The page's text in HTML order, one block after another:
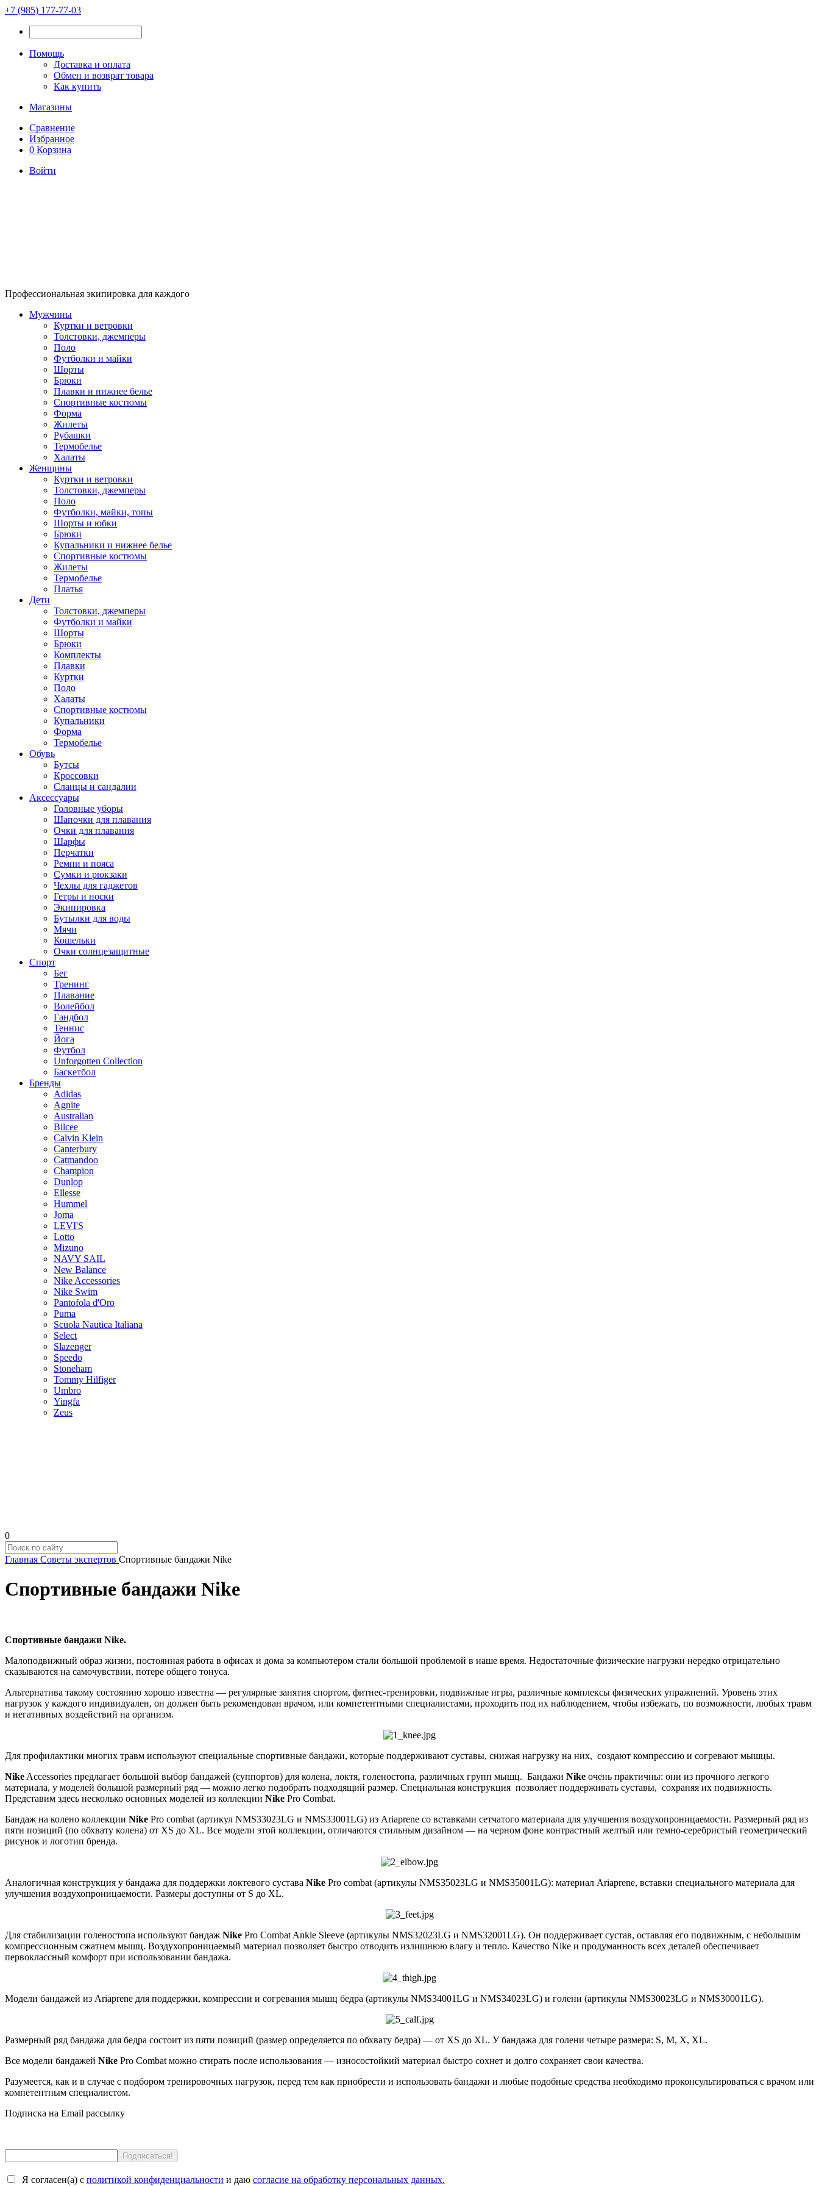
+7 (985) 177-77-03
Помощь
Доставка и оплата
Обмен и возврат товара
Как купить
Магазины
Сравнение
Избранное
0 Корзина
Войти
Профессиональная экипировка для каждого
Мужчины
Куртки и ветровки
Толстовки, джемперы
Поло
Футболки и майки
Шорты
Брюки
Плавки и нижнее белье
Спортивные костюмы
Форма
Жилеты
Рубашки
Термобелье
Халаты
Женщины
Куртки и ветровки
Толстовки, джемперы
Поло
Футболки, майки, топы
Шорты и юбки
Брюки
Купальники и нижнее белье
Спортивные костюмы
Жилеты
Термобелье
Платья
Дети
Толстовки, джемперы
Футболки и майки
Шорты
Брюки
Комплекты
Плавки
Куртки
Поло
Халаты
Спортивные костюмы
Купальники
Форма
Термобелье
Обувь
Бутсы
Кроссовки
Сланцы и сандалии
Аксессуары
Головные уборы
Шапочки для плавания
Очки для плавания
Шарфы
Перчатки
Ремни и пояса
Сумки и рюкзаки
Чехлы для гаджетов
Гетры и носки
Экипировка
Бутылки для воды
Мячи
Кошельки
Очки солнцезащитные
Спорт
Бег
Тренинг
Плавание
Волейбол
Гандбол
Теннис
Йога
Футбол
Unforgotten Collection
Баскетбол
Бренды
Adidas
Agnite
Australian
Bilcee
Calvin Klein
Canterbury
Catmandoo
Champion
Dunlop
Ellesse
Hummel
Joma
LEVI'S
Lotto
Mizuno
NAVY SAIL
New Balance
Nike Accessories
Nike Swim
Pantofola d'Oro
Puma
Scuola Nautica Italiana
Select
Slazenger
Speedo
Stoneham
Tommy Hilfiger
Umbro
Yingfa
Zeus
0
Главная Советы экспертов Спортивные бандажи Nike
Спортивные бандажи Nike
Спортивные бандажи Nike.
Малоподвижный образ жизни, постоянная работа в офисах и дома за компьютером стали большой проблемой в наше время. Недостаточные физические нагрузки нередко отрицательно
сказываются на самочувствии, потере общего тонуса.
Альтернатива такому состоянию хорошо известна — регулярные занятия спортом, фитнес-тренировки, подвижные игры, различные комплексы физических упражнений. Уровень этих
нагрузок у каждого индивидуален, он должен быть рекомендован врачом, или компетентными специалистами, проходить под их наблюдением, чтобы избежать, по возможности, любых травм
и негативных воздействий на организм.
Для профилактики многих травм используют специальные спортивные бандажи, которые поддерживают суставы, снижая нагрузку на них, создают компрессию и согревают мышцы.
Nike Accessories предлагает большой выбор бандажей (суппортов) для колена, локтя, голеностопа, различных групп мышц. Бандажи Nike очень практичны: они из прочного легкого
материала, у моделей большой размерный ряд — можно легко подобрать подходящий размер. Специальная конструкция позволяет поддерживать суставы, сохраняя их подвижность.
Представим здесь несколько основных моделей из коллекции Nike Pro Cоmbat.
Бандаж на колено коллекции Nike Pro combat (артикул NMS33023LG и NMS33001LG) из Ariaprene со вставками сетчатого материала для улучшения воздухопроницаемости. Размерный ряд из
пяти позиций (по обхвату колена) от XS до XL. Все модели этой коллекции, отличаются стильным дизайном — на черном фоне контрастный желтый или темно-серебристый геометрический
рисунок и логотип бренда.
Аналогичная конструкция у бандажа для поддержки локтевого сустава Nike Pro combat (артикулы NMS35023LG и NMS35001LG): материал Ariaprene, вставки специального материала для
улучшения воздухопроницаемости. Размеры доступны от S до XL.
Для стабилизации голеностопа используют бандаж Nike Pro Combat Ankle Sleeve (артикулы NMS32023LG и NMS32001LG). Он поддерживает сустав, оставляя его подвижным, с небольшим
компрессионным сжатием мышц. Воздухопроницаемый материал позволяет быстро отводить излишнюю влагу и тепло. Качество Nike и продуманность всех деталей обеспечивает
первоклассный комфорт при использовании бандажа.
Модели бандажей из Ariaprene для поддержки, компрессии и согревания мышц бедра (артикулы NMS34001LG и NMS34023LG) и голени (артикулы NMS30023LG и NMS30001LG).
Размерный ряд бандажа для бедра состоит из пяти позиций (размер определяется по обхвату бедра) — от XS до XL. У бандажа для голени четыре размера: S, M, X, XL.
Все модели бандажей Nike Pro Combat можно стирать после использования — износостойкий материал быстро сохнет и долго сохраняет свои качества.
Разумеется, как и в случае с подбором тренировочных нагрузок, перед тем как приобрести и использовать бандажи и любые подобные средства необходимо проконсультироваться с врачом или
компетентным специалистом.
Подписка на Email рассылку
Я согласен(a) с политикой конфиденциальности и даю согласие на обработку персональных данных.